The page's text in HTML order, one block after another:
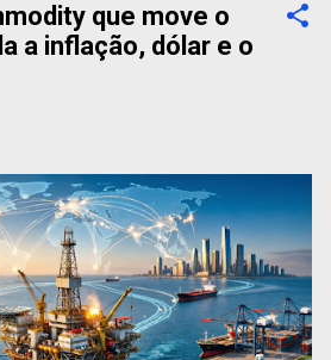
que move o
a inflação, dólar e o